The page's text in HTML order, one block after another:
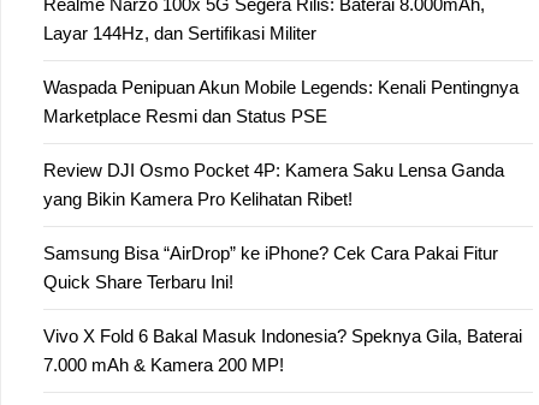
Realme Narzo 100x 5G Segera Rilis: Baterai 8.000mAh,
Layar 144Hz, dan Sertifikasi Militer
Waspada Penipuan Akun Mobile Legends: Kenali Pentingnya
Marketplace Resmi dan Status PSE
Review DJI Osmo Pocket 4P: Kamera Saku Lensa Ganda
yang Bikin Kamera Pro Kelihatan Ribet!
Samsung Bisa “AirDrop” ke iPhone? Cek Cara Pakai Fitur
Quick Share Terbaru Ini!
Vivo X Fold 6 Bakal Masuk Indonesia? Speknya Gila, Baterai
7.000 mAh & Kamera 200 MP!